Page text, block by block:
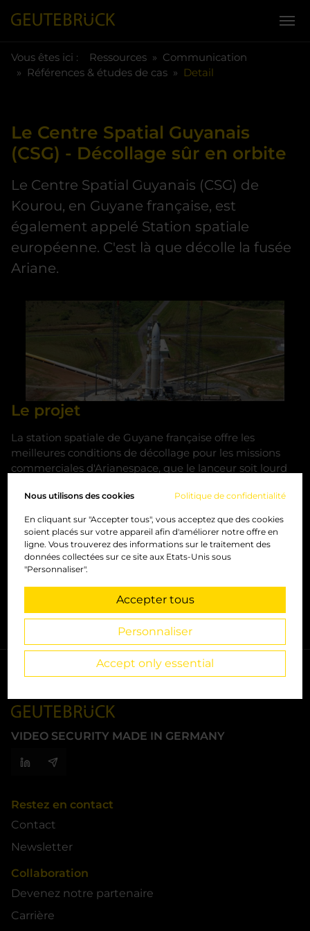
Vous êtes ici : Ressources
Communication
Références & études de cas
Detail
Le Centre Spatial Guyanais
(CSG) - Décollage sûr en orbite
Le Centre Spatial Guyanais (CSG) de
Kourou, en Guyane française, est
également appelé Station spatiale
européenne. C'est là que décolle la fusée
Ariane.
Le projet
La station spatiale de Guyane française offre les
meilleures conditions de décollage pour les missions
commerciales d'Arianespace, que le lanceur soit lourd
comme Vega. La technologie vidéo de GEUTEBRÜCK
affronte les exigences du climat tropical ainsi que les
difficultés des tâches de sécurisation (p. ex. la
surveillance d'une clôture longue de 35 km) et de
supervision des processus.
VIDEO SECURITY MADE IN GERMANY
Restez en contact
Contact
Newsletter
Collaboration
Devenez notre partenaire
Carrière
Nous utilisons des cookies Politique de confidentialité
En cliquant sur "Accepter tous", vous acceptez que des cookies
soient placés sur votre appareil afin d'améliorer notre offre en
ligne. Vous trouverez des informations sur le traitement des
données collectées sur ce site aux Etats-Unis sous
"Personnaliser".
Accepter tous
Personnaliser
Accept only essential